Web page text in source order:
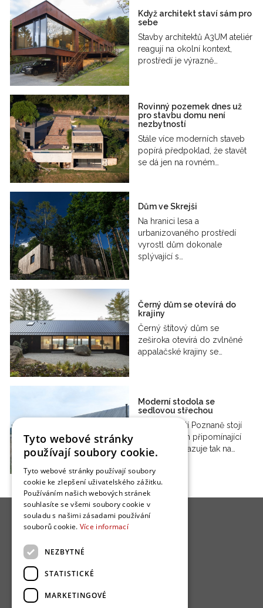
Když architekt staví sám pro
sebe
Stavby architektů A3UM ateliér
reagují na okolní kontext,
prostředí je výrazně…
Rovinný pozemek dnes už
pro stavbu domu není
nezbytností
Stále více moderních staveb
popírá předpoklad, že stavět
se dá jen na rovném…
Dům ve Skrejši
Na hranici lesa a
urbanizovaného prostředí
vyrostl dům dokonale
splývající s…
Černý dům se otevírá do
krajiny
Černý štítový dům se
zeširoka otevírá do zvlněné
appalačské krajiny se…
Moderní stodola se
sedlovou střechou
Na předměstí Poznaně stojí
moderní dům připomínající
stodolu. Odkazuje tak na…
Tyto webové stránky
používají soubory cookie.
Tyto webové stránky používají soubory
cookie ke zlepšení uživatelského zážitku.
Používáním našich webových stránek
souhlasíte se všemi soubory cookie v
souladu s našimi zásadami používání
souborů cookie. Více informací
NEZBYTNÉ
STATISTICKÉ
MARKETINGOVÉ